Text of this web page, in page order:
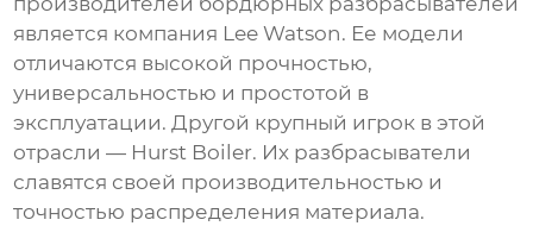
является компания Lee Watson. Ее модели
отличаются высокой прочностью,
универсальностью и простотой в
эксплуатации. Другой крупный игрок в этой
отрасли — Hurst Boiler. Их разбрасыватели
славятся своей производительностью и
точностью распределения материала.